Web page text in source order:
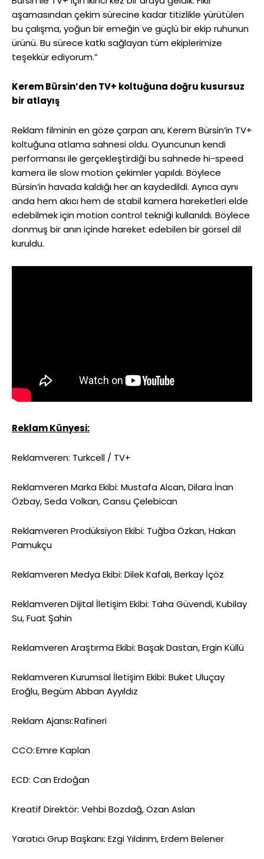
aşamasından çekim sürecine kadar titizlikle yürütülen
bu çalışma, yoğun bir emeğin ve güçlü bir ekip ruhunun
ürünü. Bu sürece katkı sağlayan tüm ekiplerimize
teşekkür ediyorum.”
Kerem Bürsin’den TV+ koltuğuna doğru kusursuz
bir atlayış
Reklam filminin en göze çarpan anı, Kerem Bürsin’in TV+
koltuğuna atlama sahnesi oldu. Oyuncunun kendi
performansı ile gerçekleştirdiği bu sahnede hi-speed
kamera ile slow motion çekimler yapıldı. Böylece
Bürsin’in havada kaldığı her an kaydedildi. Ayrıca aynı
anda hem akıcı hem de stabil kamera hareketleri elde
edebilmek için motion control tekniği kullanıldı. Böylece
donmuş bir anın içinde hareket edebilen bir görsel dil
kuruldu.
Reklam Künyesi:
Reklamveren: Turkcell / TV+
Reklamveren Marka Ekibi: Mustafa Alcan, Dilara İnan
Özbay, Seda Volkan, Cansu Çelebican
Reklamveren Prodüksiyon Ekibi: Tuğba Özkan, Hakan
Pamukçu
Reklamveren Medya Ekibi: Dilek Kafalı, Berkay İçöz
Reklamveren Dijital İletişim Ekibi: Taha Güvendi, Kubilay
Su, Fuat Şahin
Reklamveren Araştırma Ekibi: Başak Dastan, Ergin Küllü
Reklamveren Kurumsal İletişim Ekibi: Buket Uluçay
Eroğlu, Begüm Abban Ayyıldız
Reklam Ajansı: Rafineri
CCO: Emre Kaplan
ECD: Can Erdoğan
Kreatif Direktör: Vehbi Bozdağ, Ozan Aslan
Yaratıcı Grup Başkanı: Ezgi Yıldırım, Erdem Belener